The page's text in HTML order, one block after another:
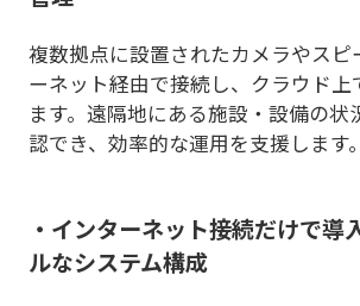
複数拠点に設置されたカメラやスピ
ーネット経由で接続し、クラウド上
ます。遠隔地にある施設・設備の状
認でき、効率的な運用を支援します。
・インターネット接続だけで導
ルなシステム構成